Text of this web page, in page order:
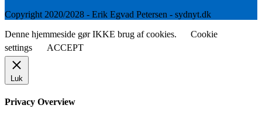
Copyright 2020/2028 - Erik Egvad Petersen - sydnyt.dk
Denne hjemmeside gør IKKE brug af cookies.
Cookie
settings
ACCEPT
Luk
Privacy Overview